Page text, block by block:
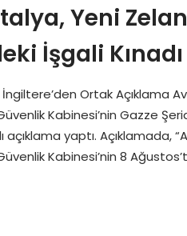
Yeni
İşgali Kınadı
Ortak Açıklama
Kabinesi’nin Gazze
açıklama yaptı. Açıklamada,
Kabinesi’nin 8